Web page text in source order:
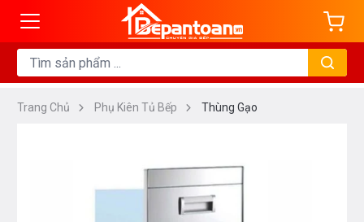
Trang Chủ Phụ Kiên Tủ Bếp Thùng Gạo